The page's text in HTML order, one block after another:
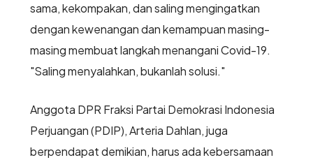
sama, kekompakan, dan saling mengingatkan
dengan kewenangan dan kemampuan masing-
masing membuat langkah menangani Covid-19.
"Saling menyalahkan, bukanlah solusi."
Anggota DPR Fraksi Partai Demokrasi Indonesia
Perjuangan (PDIP), Arteria Dahlan, juga
berpendapat demikian, harus ada kebersamaan